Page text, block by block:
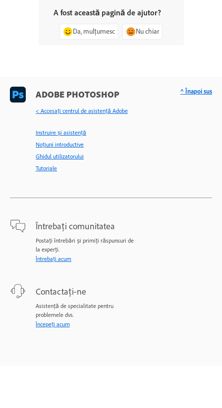
A fost această pagină de ajutor?
Da, mulțumesc Nu chiar
ADOBE PHOTOSHOP
< Accesaţi centrul de asistenţă Adobe
Instruire și asistență
Noțiuni introductive
Ghidul utilizatorului
Tutoriale
Întrebați comunitatea
Postați întrebări și primiți răspunsuri de
la experți.
Întrebați acum
Contactați-ne
Asistență de specialitate pentru
problemele dvs.
Începeți acum
^ Înapoi sus